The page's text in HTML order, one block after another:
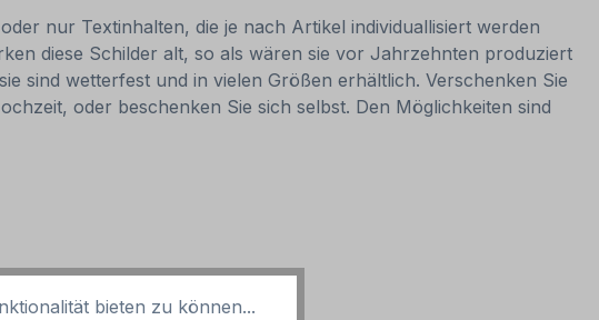
nur Textinhalten, die je nach Artikel individuallisiert werden
diese Schilder alt, so als wären sie vor Jahrzehnten produziert
sind wetterfest und in vielen Größen erhältlich. Verschenken Sie
oder beschenken Sie sich selbst. Den Möglichkeiten sind
bieten zu können...